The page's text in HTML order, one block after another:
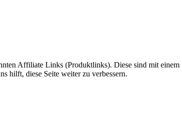
Affiliate Links (Produktlinks). Diese sind mit
hilft, diese Seite weiter zu verbessern.